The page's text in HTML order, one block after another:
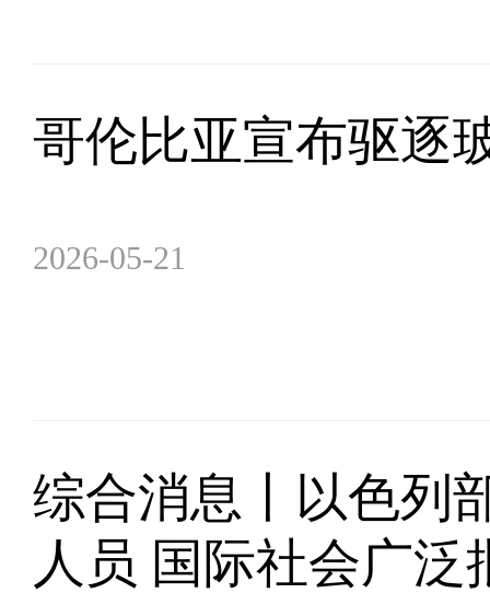
哥伦比亚宣布驱逐
2026-05-21
综合消息丨以色列
人员 国际社会广泛